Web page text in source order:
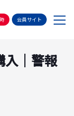
会員サイト
メ
入｜警報